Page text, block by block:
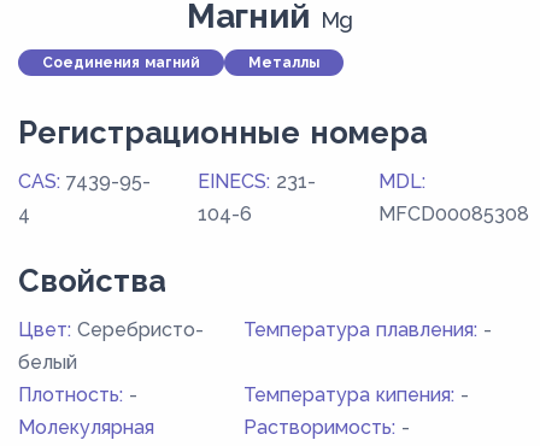
Магний Mg
Соединения магний Металлы
Регистрационные номера
CAS: 7439-95-
4
EINECS: 231-
104-6
MDL:
MFCD00085308
Свойства
Цвет: Серебристо-
белый
Температура плавления: -
Плотность: - Температура кипения: -
Молекулярная
Растворимость: -